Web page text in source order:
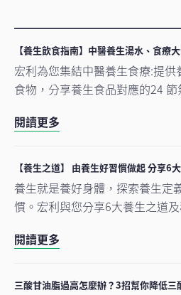
【養生飲食指南】中醫養生湯水、食療
宏利為您集結中醫養生食療:提
食物，分享養生食品對應的24
閱讀更多
【養生之道】 由養生好習慣做起 分享6
養生就是養好身體，探索養生定
慣。宏利與您分享6大養生之道
閱讀更多
三酸甘油脂過高怎麼辦？3招幫你降低三